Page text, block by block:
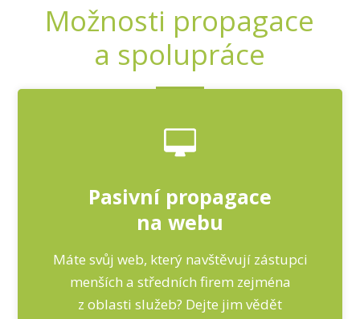
Možnosti propagace
a spolupráce
Pasivní propagace
na webu
Máte svůj web, který navštěvují zástupci
menších a středních firem zejména
z oblasti služeb? Dejte jim vědět